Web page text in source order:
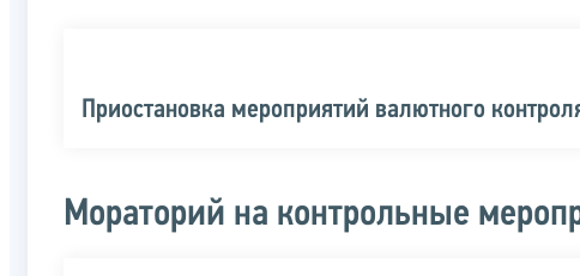
Приостановка мероприятий валютного
Мораторий на контрольные